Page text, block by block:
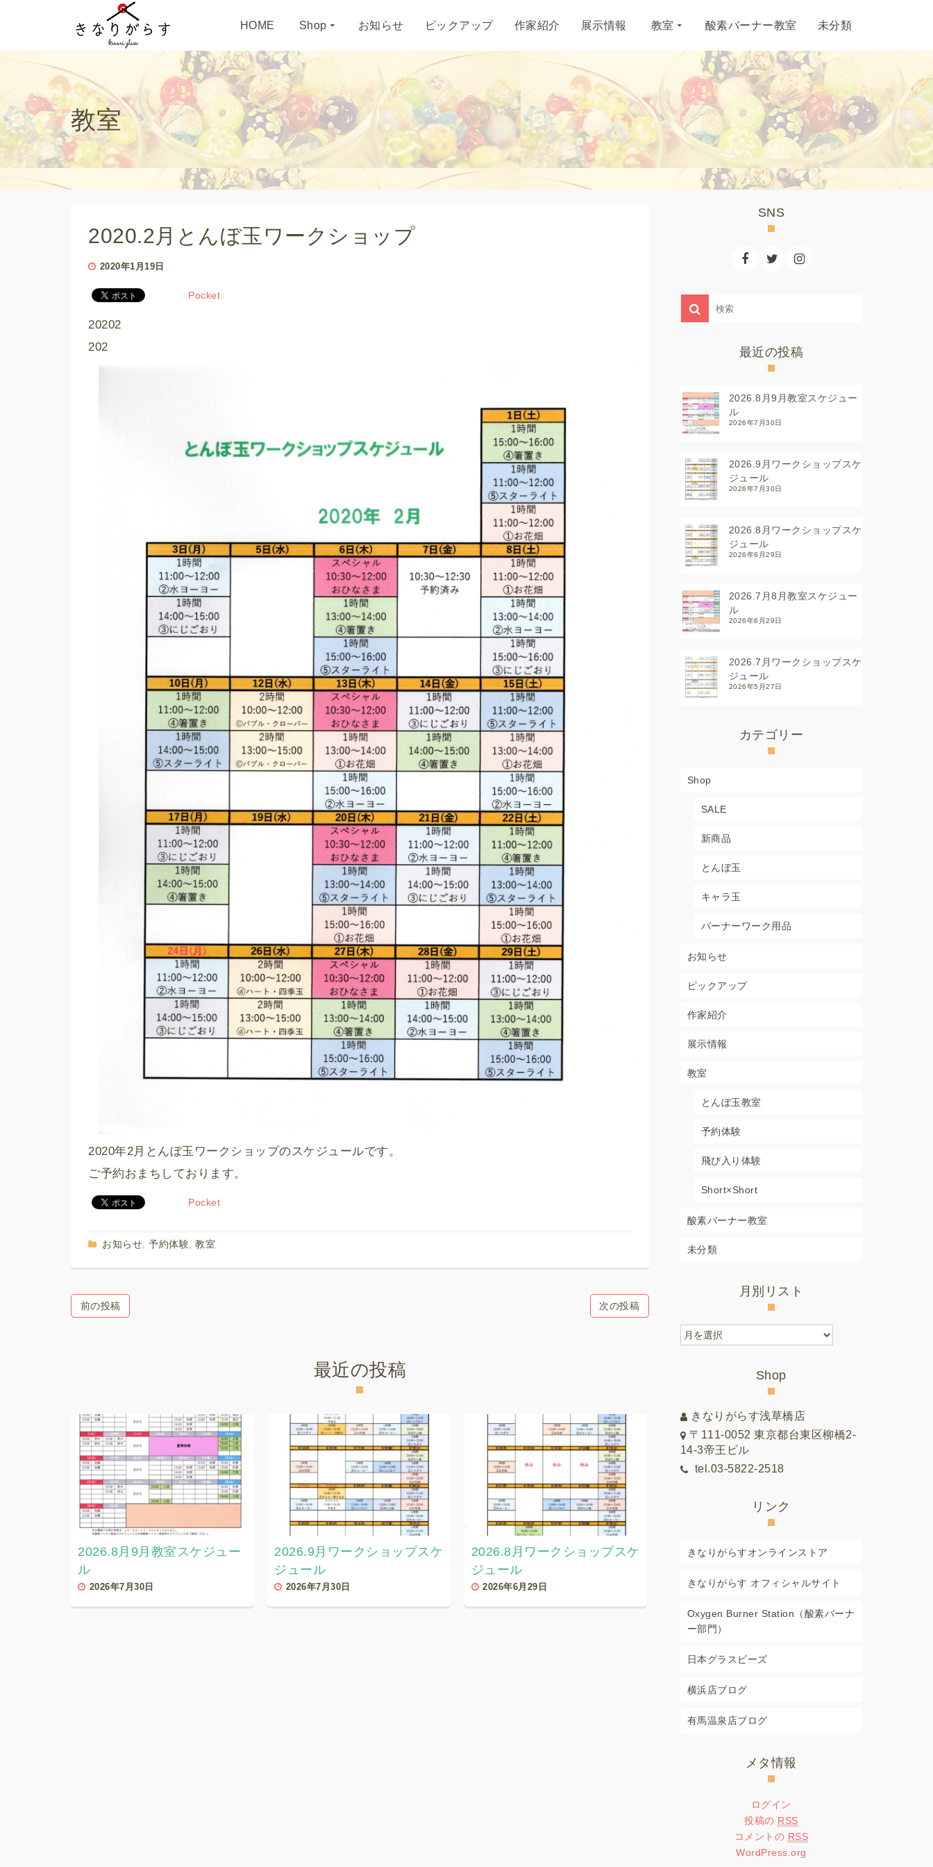
HOME Shop お知らせ ピックアップ 作家紹介 展示情報 教室 酸素バーナー教室 未分類
教室
2020.2月とんぼ玉ワークショップ
2020年1月19日
Pocket
20202
202
2020年2月とんぼ玉ワークショップのスケジュールです。
ご予約おまちしております。
Pocket
お知らせ, 予約体験, 教室
前の投稿 次の投稿
最近の投稿
2026.8月9月教室スケジュー
ル
2026年7月30日
2026.9月ワークショップスケ
ジュール
2026年7月30日
2026.8月ワークショップスケ
ジュール
2026年6月29日
2026.7月8月教室スケジュー
2026年6月29日
SNS
最近の投稿
2026.8月9月教室スケジュー
ル
2026年7月30日
2026.9月ワークショップスケ
ジュール
2026年7月30日
2026.8月ワークショップスケ
ジュール
2026年6月29日
2026.7月8月教室スケジュー
ル
2026年6月29日
2026.7月ワークショップスケ
ジュール
2026年5月27日
カテゴリー
Shop
SALE
新商品
とんぼ玉
キャラ玉
バーナーワーク用品
お知らせ
ピックアップ
作家紹介
展示情報
教室
とんぼ玉教室
予約体験
飛び入り体験
Short×Short
酸素バーナー教室
未分類
月別リスト
月
別
Shop
きなりがらす浅草橋店
〒111-0052 東京都台東区柳橋2-
14-3帝王ビル
tel.03-5822-2518
リンク
きなりがらすオンラインストア
きなりがらす オフィシャルサイト
Oxygen Burner Station（酸素バーナ
ー部門）
日本グラスビーズ
横浜店ブログ
有馬温泉店ブログ
メタ情報
ログイン
投稿の RSS
コメントの RSS
WordPress.org